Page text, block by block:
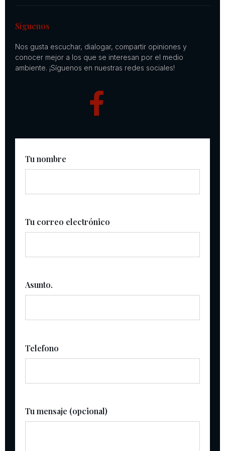
Síguenos
Nos gusta escuchar, dialogar, compartir opiniones y
conocer mejor a los que se interesan por el medio
ambiente. ¡Síguenos en nuestras redes sociales!
Tu nombre
Tu correo electrónico
Asunto.
Telefono
Tu mensaje (opcional)